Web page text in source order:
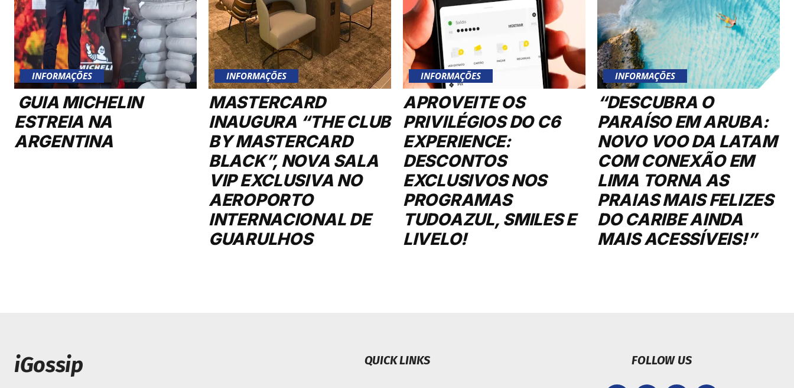
INFORMAÇÕES
GUIA MICHELIN
ESTREIA NA
ARGENTINA
INFORMAÇÕES
MASTERCARD
INAUGURA “THE CLUB
BY MASTERCARD
BLACK”, NOVA SALA
VIP EXCLUSIVA NO
AEROPORTO
INTERNACIONAL DE
GUARULHOS
INFORMAÇÕES
APROVEITE OS
PRIVILÉGIOS DO C6
EXPERIENCE:
DESCONTOS
EXCLUSIVOS NOS
PROGRAMAS
TUDOAZUL, SMILES E
LIVELO!
INFORMAÇÕES
“DESCUBRA O
PARAÍSO EM ARUBA:
NOVO VOO DA LATAM
COM CONEXÃO EM
LIMA TORNA AS
PRAIAS MAIS FELIZES
DO CARIBE AINDA
MAIS ACESSÍVEIS!”
iGossip QUICK LINKS FOLLOW US